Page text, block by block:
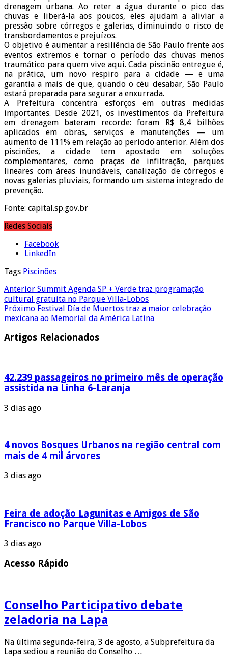
drenagem urbana. Ao reter a água durante o pico das
chuvas e liberá-la aos poucos, eles ajudam a aliviar a
pressão sobre córregos e galerias, diminuindo o risco de
transbordamentos e prejuízos.
O objetivo é aumentar a resiliência de São Paulo frente aos
eventos extremos e tornar o período das chuvas menos
traumático para quem vive aqui. Cada piscinão entregue é,
na prática, um novo respiro para a cidade — e uma
garantia a mais de que, quando o céu desabar, São Paulo
estará preparada para segurar a enxurrada.
A Prefeitura concentra esforços em outras medidas
importantes. Desde 2021, os investimentos da Prefeitura
em drenagem bateram recorde: foram R$ 8,4 bilhões
aplicados em obras, serviços e manutenções — um
aumento de 111% em relação ao período anterior. Além dos
piscinões, a cidade tem apostado em soluções
complementares, como praças de infiltração, parques
lineares com áreas inundáveis, canalização de córregos e
novas galerias pluviais, formando um sistema integrado de
prevenção.
Fonte: capital.sp.gov.br
Redes Sociais
Facebook
LinkedIn
Tags Piscinões
Anterior Summit Agenda SP + Verde traz programação
cultural gratuita no Parque Villa-Lobos
Próximo Festival Día de Muertos traz a maior celebração
mexicana ao Memorial da América Latina
Artigos Relacionados
42.239 passageiros no primeiro mês de operação
assistida na Linha 6-Laranja
3 dias ago
4 novos Bosques Urbanos na região central com
mais de 4 mil árvores
3 dias ago
Feira de adoção Lagunitas e Amigos de São
Francisco no Parque Villa-Lobos
3 dias ago
Acesso Rápido
Conselho Participativo debate
zeladoria na Lapa
Na última segunda-feira, 3 de agosto, a Subprefeitura da
Lapa sediou a reunião do Conselho …